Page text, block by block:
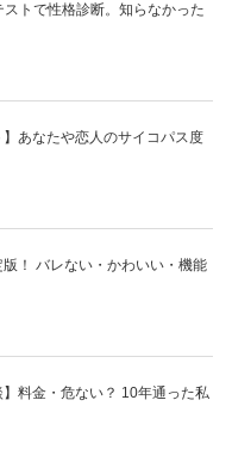
ストで性格診断。知らなかった
】あなたや恋人のサイコパス度
！ バレない・かわいい・機能
】料金・危ない？ 10年通った私